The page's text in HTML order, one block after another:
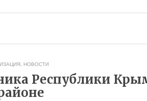
, НОВОСТИ
Республики